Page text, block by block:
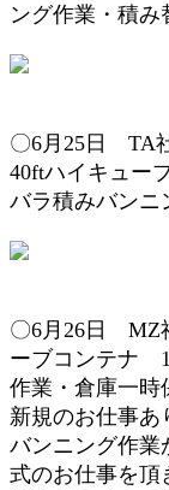
ング作業 ・積み
〇6月25 日 TA
40ftハイキュー
バラ積みバンニ
〇6月26 日 MZ
ーブコンテナ
作業・倉庫一時
新規のお仕事
バンニング作業
式のお仕事を頂